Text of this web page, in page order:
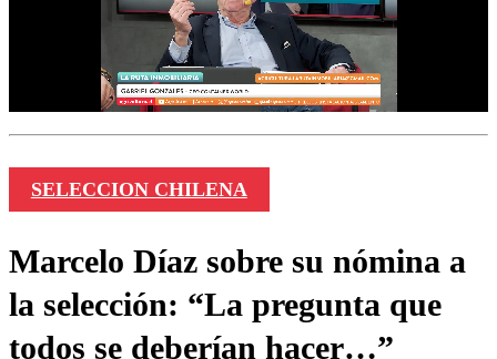
SELECCION CHILENA
Marcelo Díaz sobre su nómina a
la selección: “La pregunta que
todos se deberían hacer…”